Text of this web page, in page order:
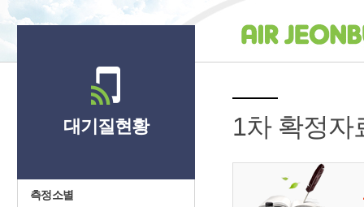
대기질현황
측정소별
1차 확정자